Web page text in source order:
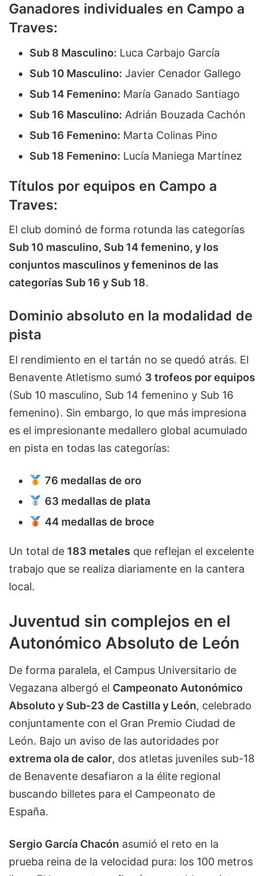
Ganadores individuales en Campo a
Traves:
Sub 8 Masculino: Luca Carbajo García
Sub 10 Masculino: Javier Cenador Gallego
Sub 14 Femenino: María Ganado Santiago
Sub 16 Masculino: Adrián Bouzada Cachón
Sub 16 Femenino: Marta Colinas Pino
Sub 18 Femenino: Lucía Maniega Martínez
Títulos por equipos en Campo a
Traves:
El club dominó de forma rotunda las categorías
Sub 10 masculino, Sub 14 femenino, y los
conjuntos masculinos y femeninos de las
categorías Sub 16 y Sub 18.
Dominio absoluto en la modalidad de
pista
El rendimiento en el tartán no se quedó atrás. El
Benavente Atletismo sumó 3 trofeos por equipos
(Sub 10 masculino, Sub 14 femenino y Sub 16
femenino). Sin embargo, lo que más impresiona
es el impresionante medallero global acumulado
en pista en todas las categorías:
76 medallas de oro
63 medallas de plata
44 medallas de broce
Un total de 183 metales que reflejan el excelente
trabajo que se realiza diariamente en la cantera
local.
Juventud sin complejos en el
Autonómico Absoluto de León
De forma paralela, el Campus Universitario de
Vegazana albergó el Campeonato Autonómico
Absoluto y Sub-23 de Castilla y León, celebrado
conjuntamente con el Gran Premio Ciudad de
León. Bajo un aviso de las autoridades por
extrema ola de calor, dos atletas juveniles sub-18
de Benavente desafiaron a la élite regional
buscando billetes para el Campeonato de
España.
Sergio García Chacón asumió el reto en la
prueba reina de la velocidad pura: los 100 metros